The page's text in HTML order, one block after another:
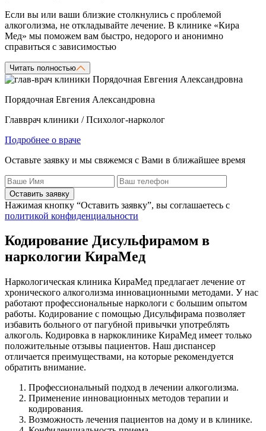
Если вы или ваши близкие столкнулись с проблемой
алкоголизма, не откладывайте лечение. В клинике «Кира
Мед» мы поможем вам быстро, недорого и анонимно
справиться с зависимостью
Читать полностью
Порядочная Евгения Александровна
Главврач клиники / Психолог-нарколог
Подробнее о враче
Оставьте заявку и мы свяжемся с Вами в ближайшее время
Оставить заявку
Нажимая кнопку “Оставить заявку”, вы соглашаетесь с
политикой конфиденциальности
Кодирование Дисульфирамом в
наркологии КираМед
Наркологическая клиника КираМед предлагает лечение от
хронического алкоголизма инновационными методами. У нас
работают профессиональные наркологи с большим опытом
работы. Кодирование с помощью Дисульфирама позволяет
избавить больного от пагубной привычки употреблять
алкоголь. Кодировка в наркоклинике КираМед имеет только
положительные отзывы пациентов. Наш диспансер
отличается преимуществами, на которые рекомендуется
обратить внимание.
Профессиональный подход в лечении алкоголизма.
Применение инновационных методов терапии и
кодирования.
Возможность лечения пациентов на дому и в клинике.